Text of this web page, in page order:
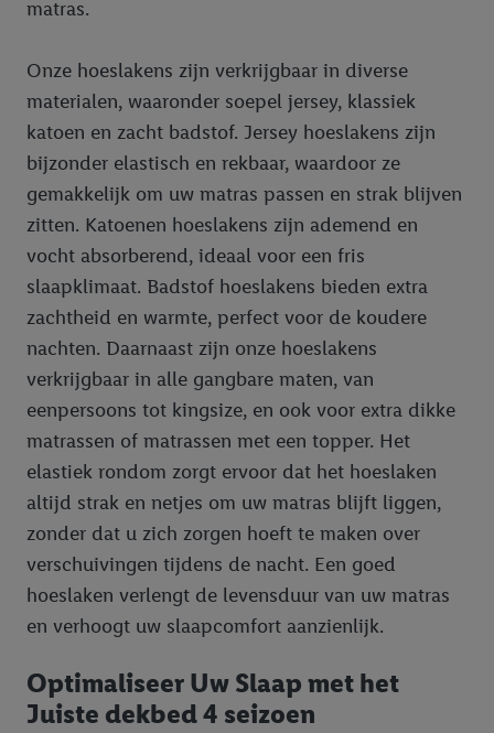
matras.
Onze hoeslakens zijn verkrijgbaar in diverse
materialen, waaronder soepel jersey, klassiek
katoen en zacht badstof. Jersey hoeslakens zijn
bijzonder elastisch en rekbaar, waardoor ze
gemakkelijk om uw matras passen en strak blijven
zitten. Katoenen hoeslakens zijn ademend en
vocht absorberend, ideaal voor een fris
slaapklimaat. Badstof hoeslakens bieden extra
zachtheid en warmte, perfect voor de koudere
nachten. Daarnaast zijn onze hoeslakens
verkrijgbaar in alle gangbare maten, van
eenpersoons tot kingsize, en ook voor extra dikke
matrassen of matrassen met een topper. Het
elastiek rondom zorgt ervoor dat het hoeslaken
altijd strak en netjes om uw matras blijft liggen,
zonder dat u zich zorgen hoeft te maken over
verschuivingen tijdens de nacht. Een goed
hoeslaken verlengt de levensduur van uw matras
en verhoogt uw slaapcomfort aanzienlijk.
Optimaliseer Uw Slaap met het
Juiste dekbed 4 seizoen